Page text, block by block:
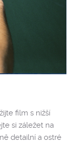
film s nižší
si záležet na
detailní a ostré